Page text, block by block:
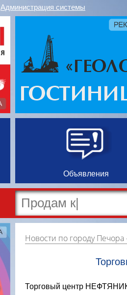
Администрация системы
Объявления
Новости по городу Печора-
Торговый центр